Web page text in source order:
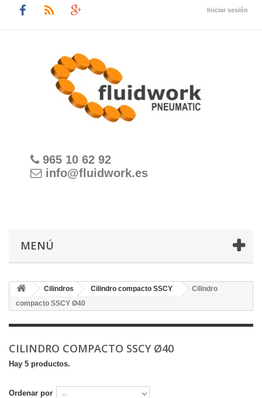
Iniciar sesión
965 10 62 92
info@fluidwork.es
MENÚ
Cilindros Cilindro compacto SSCY
Cilindro
compacto SSCY Ø40
CILINDRO COMPACTO SSCY Ø40
Hay 5 productos.
Ordenar por